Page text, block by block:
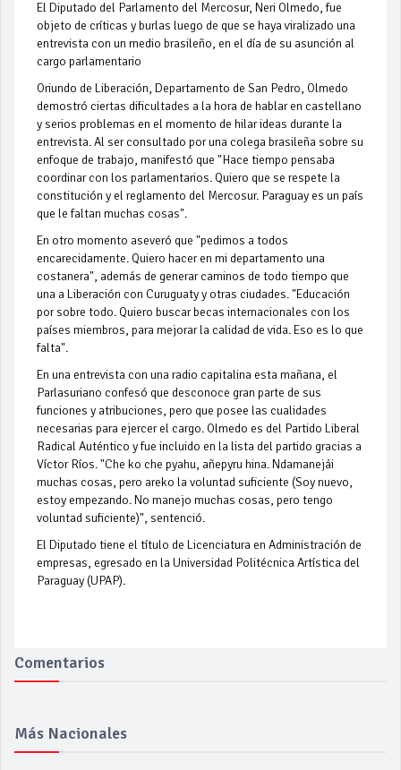
El Diputado del Parlamento del Mercosur, Neri Olmedo, fue
objeto de críticas y burlas luego de que se haya viralizado una
entrevista con un medio brasileño, en el día de su asunción al
cargo parlamentario
Oriundo de Liberación, Departamento de San Pedro, Olmedo
demostró ciertas dificultades a la hora de hablar en castellano
y serios problemas en el momento de hilar ideas durante la
entrevista. Al ser consultado por una colega brasileña sobre su
enfoque de trabajo, manifestó que "Hace tiempo pensaba
coordinar con los parlamentarios. Quiero que se respete la
constitución y el reglamento del Mercosur. Paraguay es un país
que le faltan muchas cosas".
En otro momento aseveró que "pedimos a todos
encarecidamente. Quiero hacer en mi departamento una
costanera", además de generar caminos de todo tiempo que
una a Liberación con Curuguaty y otras ciudades. "Educación
por sobre todo. Quiero buscar becas internacionales con los
países miembros, para mejorar la calidad de vida. Eso es lo que
falta".
En una entrevista con una radio capitalina esta mañana, el
Parlasuriano confesó que desconoce gran parte de sus
funciones y atribuciones, pero que posee las cualidades
necesarias para ejercer el cargo. Olmedo es del Partido Liberal
Radical Auténtico y fue incluido en la lista del partido gracias a
Víctor Ríos. "Che ko che pyahu, añepyru hina. Ndamanejái
muchas cosas, pero areko la voluntad suficiente (Soy nuevo,
estoy empezando. No manejo muchas cosas, pero tengo
voluntad suficiente)", sentenció.
El Diputado tiene el título de Licenciatura en Administración de
empresas, egresado en la Universidad Politécnica Artística del
Paraguay (UPAP).
Comentarios
Más Nacionales